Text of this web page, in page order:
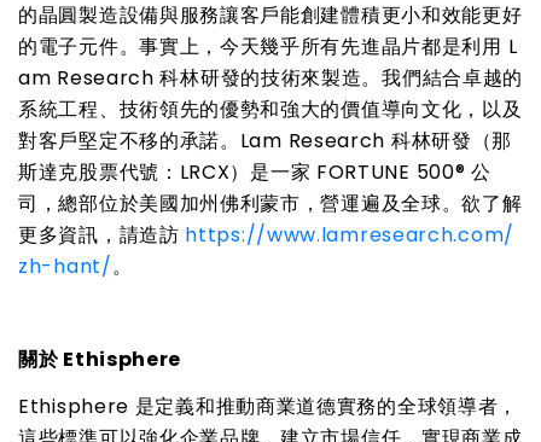
的晶圓製造設備與服務讓客戶能創建體積更小和效能更好
的電子元件。事實上，今天幾乎所有先進晶片都是利用 L
am Research科林研發的技術來製造。我們結合卓越的
系統工程、技術領先的優勢和強大的價值導向文化，以及
對客戶堅定不移的承諾。 Lam Research 科林研發（那
斯達克股票代號： LRCX）是一家 FORTUNE 500®公
司，總部位於美國加州佛利蒙市，營運遍及全球。欲了解
更多資訊，請造訪 https://www.lamresearch.com/
zh-hant/。
關於 Ethisphere
Ethisphere 是定義和推動商業道德實務的全球領導者，